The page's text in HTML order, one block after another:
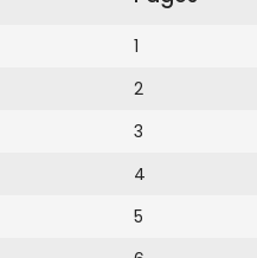
1
2
3
4
5